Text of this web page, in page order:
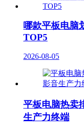
哪款平板电脑
TOP5
2026-08-05
平板电脑热卖
生产力终端